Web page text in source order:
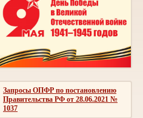
Запросы ОПФР по постановлению
Правительства РФ от 28.06.2021 №
1037